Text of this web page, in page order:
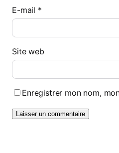
E-mail *
Site web
Enregistrer mon nom,